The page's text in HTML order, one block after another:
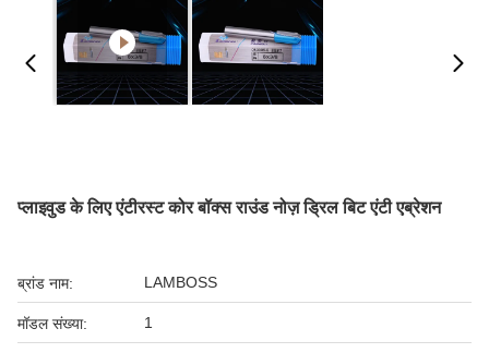
प्लाइवुड के लिए एंटीरस्ट कोर बॉक्स राउंड नोज़ ड्रिल बिट एंटी एब्रेशन
ब्रांड नाम: LAMBOSS
मॉडल संख्या: 1